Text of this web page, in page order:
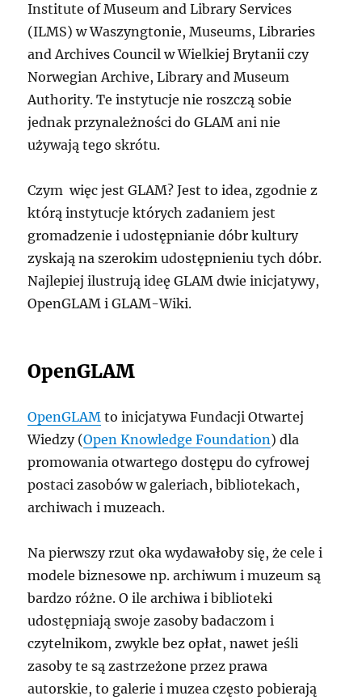
Institute of Museum and Library Services
(ILMS) w Waszyngtonie, Museums, Libraries
and Archives Council w Wielkiej Brytanii czy
Norwegian Archive, Library and Museum
Authority. Te instytucje nie roszczą sobie
jednak przynależności do GLAM ani nie
używają tego skrótu.
Czym więc jest GLAM? Jest to idea, zgodnie z
którą instytucje których zadaniem jest
gromadzenie i udostępnianie dóbr kultury
zyskają na szerokim udostępnieniu tych dóbr.
Najlepiej ilustrują ideę GLAM dwie inicjatywy,
OpenGLAM i GLAM-Wiki.
OpenGLAM
OpenGLAM to inicjatywa Fundacji Otwartej
Wiedzy (Open Knowledge Foundation) dla
promowania otwartego dostępu do cyfrowej
postaci zasobów w galeriach, bibliotekach,
archiwach i muzeach.
Na pierwszy rzut oka wydawałoby się, że cele i
modele biznesowe np. archiwum i muzeum są
bardzo różne. O ile archiwa i biblioteki
udostępniają swoje zasoby badaczom i
czytelnikom, zwykle bez opłat, nawet jeśli
zasoby te są zastrzeżone przez prawa
autorskie, to galerie i muzea często pobierają